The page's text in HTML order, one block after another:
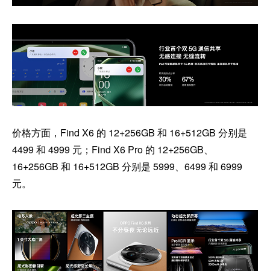
价格方面，Find X6 的 12+256GB 和 16+512GB 分别是
4499 和 4999 元；Find X6 Pro 的 12+256GB、
16+256GB 和 16+512GB 分别是 5999、6499 和 6999
元。